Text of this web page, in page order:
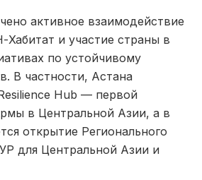
активное взаимодействие
Хабитат и участие страны в
по устойчивому
В частности, Астана
Hub — первой
в Центральной Азии, а в
открытие Регионального
для Центральной Азии и